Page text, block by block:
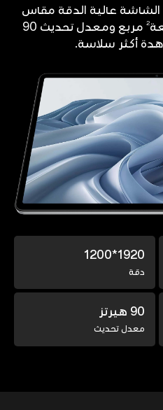
الشاشة عالية الدقة مقاس
2
مربع ومعدل تحديث 90
أكثر سلاسة.
1920*1200
دقة
90 هيرتز
معدل تحديث